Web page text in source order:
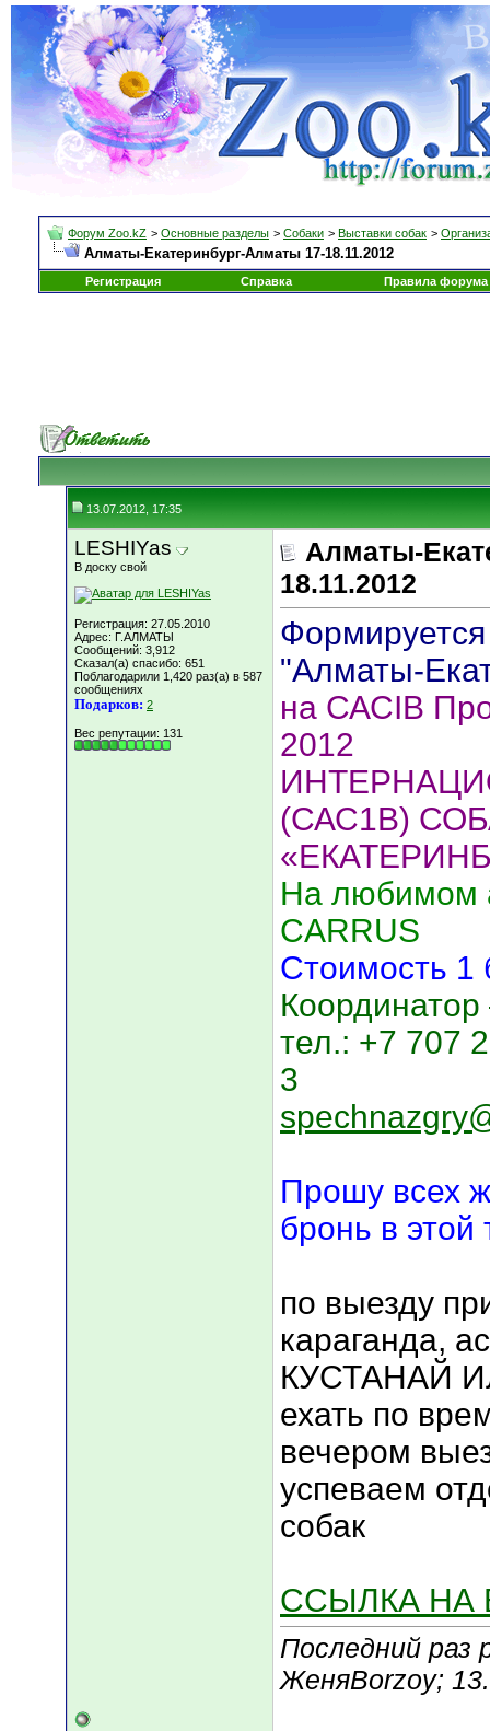
Форум Zoo.kZ > Основные разделы > Собаки > Выставки собак >
Алматы-Екатеринбург-Алматы 17-18.11.2012
Регистрация Справка Правила форума
13.07.2012, 17:35
LESHIYas
В доску свой
Регистрация: 27.05.2010
Адрес: Г.АЛМАТЫ
Сообщений: 3,912
Сказал(а) спасибо: 651
Поблагодарили 1,420 раз(а) в 587
сообщениях
Подарков: 2
Вес репутации: 131
Алматы-
18.11.2012
"Алматы-
на САСIB
2012
(САС1В)
На любимом
CARRUS
Стоимость 1
тел.: +7 707
3
Прошу всех
бронь в
по выезду
караганда,
КУСТАНАЙ
ехать по
вечером
успеваем
собак
ССЫЛКА НА
Последний раз
ЖеняBorzoy;